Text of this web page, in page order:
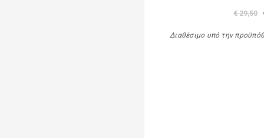
€ 29,50
Διαθέσιμο υπό την